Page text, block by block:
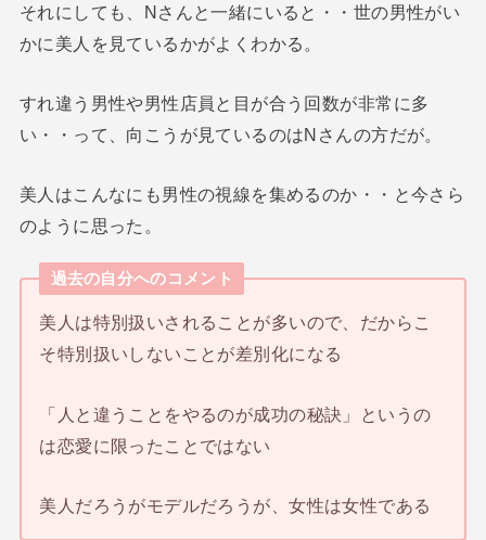
それにしても、Nさんと一緒にいると・・世の男性がい
かに美人を見ているかがよくわかる。
すれ違う男性や男性店員と目が合う回数が非常に多
い・・って、向こうが見ているのはNさんの方だが。
美人はこんなにも男性の視線を集めるのか・・と今さら
のように思った。
過去の自分へのコメント
美人は特別扱いされることが多いので、だからこ
そ特別扱いしないことが差別化になる
「人と違うことをやるのが成功の秘訣」というの
は恋愛に限ったことではない
美人だろうがモデルだろうが、女性は女性である